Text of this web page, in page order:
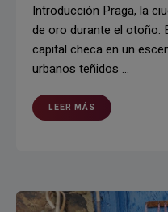
Introducción Praga, la
de oro durante el otoño.
capital checa en un
urbanos teñidos …
LEER MÁS